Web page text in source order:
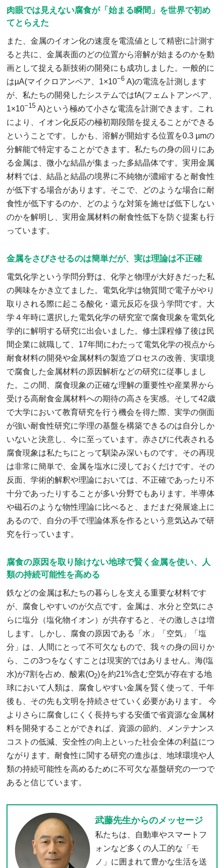
肉眼では見えない腐食が「始まる瞬間」を世界で初め
てとらえた
また、金属のイオン化の速度を電流値として精密に計測す
ると共に、金属表面のどの位置から溶解が始まるのかを動
画として捉える新技術の開発にも成功しました。一般的に
はµA(マイクロアンペア、1×10−6 A)の電流を計測します
が、私たちの開発したシステムではfA(フェムトアンペア、
1×10−15 A)という極めて小さな電流を計測できます。これ
により、イオン化反応の極初期段階を捉えることができる
ということです。しかも、溶解が開始する位置を0.3 µmの
分解能で特定することができます。私たちの身の回りにあ
る金属は、微小な結晶が集まった多結晶体です。実用金属
材料では、結晶と結晶の境界に不純物が濃縮すると耐食性
が低下する場合があります。そこで、どのような場合に耐
食性が低下するのか、どのような対策を施せば低下しない
のかを解明し、実用金属材料の耐食性低下を防ぐ提案も行
っています。
金属をさびさせるのは簡単だが、実は理論は不正確
電気化学という学問分野は、化学と物理が大好きだった私
の興味をかき立てました。電気化学は物質間で電子がやり
取りされる際に起こる酸化・還元反応を扱う学問です。大
学４年時に選択した電気化学の研究室で腐食現象を電気化
学的に解明する研究に出会いました。修士課程修了後は民
間企業に就職して、17年間にわたって電気化学の視点から
耐食材料の開発や金属材料の製造プロセスの改善、実環境
で腐食した金属材料の原因解析などの研究に従事しまし
た。この間、腐食現象の正確な理解の重要性や産業界から
受ける高耐食金属材料への期待の高さを実感。そして42歳
で大学において教育研究を行う機会を得た際、実学の側面
が強い耐食性研究に学理の基盤を構築できるのは自分しか
いないと決意し、今に至っています。赤さびに代表される
腐食現象は私たちにとって馴染み深いものです。その再現
は非常に簡単で、金属を塩水に浸しておくだけです。その
反面、学術的解釈や理論においては、不正確であったり不
十分であったりすることが多い分野でもあります。半導体
や磁石のような物性理論に比べると、まだまだ発展途上に
あるので、自分の手で理論体系を作るという意気込みで研
究を行っています。
腐食の原因を取り除けない地球で賢く金属を使い、人
類の持続可能性を高める
鉄などの金属は私たちの暮らしを支える重要な材料です
が、腐食しやすいのが欠点です。金属は、水分と空気にさ
らに塩分（塩化物イオン）が共存すると、その激しさは増
します。しかし、腐食の原因である「水」「空気」「塩
分」は、人間にとって不可欠なもので、我々の身の回りか
ら、この3つをなくすことは現実的ではありません。海(塩
水)が7割を占め、酸素(O2)を約21%含む空気が存在する地
球において人類は、腐食しやすい金属を賢く使って、千年
後も、その先も文明を持続させていく必要があります。 今
よりさらに腐食しにくく長持ちする安価で省資源な金属材
料を開発することができれば、資源の節約、メンテナンス
コストの低減、安全性の向上といった社会全体の利益につ
ながります。耐食性に関する研究の進歩は、地球環境や人
類の持続可能性を高めるために不可欠な基盤研究の一つで
あると信じています。
武藤先生からのメッセージ
私たちは、自動車やスマートフ
ォンなど多くの人工的な「モ
ノ」に囲まれて豊かな生活を送